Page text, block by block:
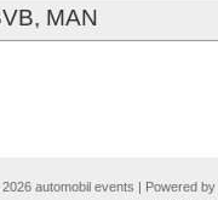
, MAN
automobil events | Powered by